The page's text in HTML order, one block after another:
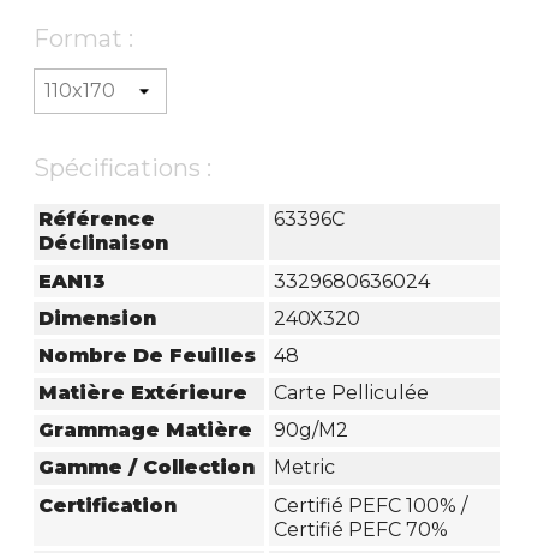
Format :
Spécifications :
Référence
Déclinaison
63396C
EAN13
3329680636024
Dimension
240X320
Nombre De Feuilles
48
Matière Extérieure
Carte Pelliculée
Grammage Matière
90g/m2
Gamme / Collection
Metric
Certification
Certifié PEFC 100% /
Certifié PEFC 70%